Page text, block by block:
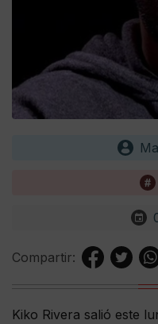
Compartir:
Kiko Rivera salió este